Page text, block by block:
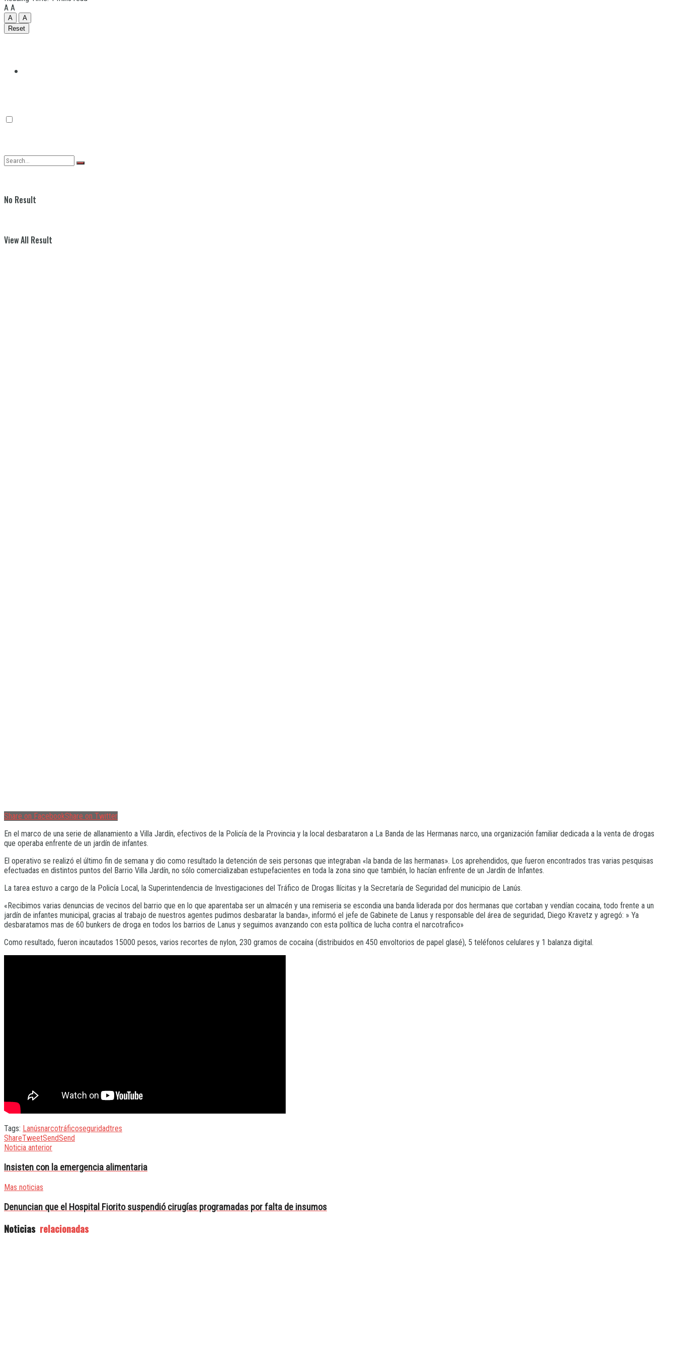
Quilmes
No Result
View All Result
A A
A
A
Reset
Share on FacebookShare on Twitter
En el marco de una serie de allanamiento a Villa Jardín, efectivos de la Policía de la Provincia y la local desbarataron a La Banda de las Hermanas narco, una organización familiar dedicada a la venta de drogas
que operaba enfrente de un jardín de infantes.
El operativo se realizó el último fin de semana y dio como resultado la detención de seis personas que integraban «la banda de las hermanas». Los aprehendidos, que fueron encontrados tras varias pesquisas
efectuadas en distintos puntos del Barrio Villa Jardín, no sólo comercializaban estupefacientes en toda la zona sino que también, lo hacían enfrente de un Jardín de Infantes.
La tarea estuvo a cargo de la Policía Local, la Superintendencia de Investigaciones del Tráfico de Drogas Ilícitas y la Secretaría de Seguridad del municipio de Lanús.
«Recibimos varias denuncias de vecinos del barrio que en lo que aparentaba ser un almacén y una remiseria se escondia una banda liderada por dos hermanas que cortaban y vendían cocaina, todo frente a un
jardín de infantes municipal, gracias al trabajo de nuestros agentes pudimos desbaratar la banda», informó el jefe de Gabinete de Lanus y responsable del área de seguridad, Diego Kravetz y agregó: » Ya
desbaratamos mas de 60 bunkers de droga en todos los barrios de Lanus y seguimos avanzando con esta política de lucha contra el narcotrafico»
Como resultado, fueron incautados 15000 pesos, varios recortes de nylon, 230 gramos de cocaína (distribuidos en 450 envoltorios de papel glasé), 5 teléfonos celulares y 1 balanza digital.
Tags: Lanúsnarcotráficoseguridadtres
ShareTweetSendSend
Noticia anterior
Insisten con la emergencia alimentaria
Mas noticias
Denuncian que el Hospital Fiorito suspendió cirugías programadas por falta de insumos
Noticias relacionadas